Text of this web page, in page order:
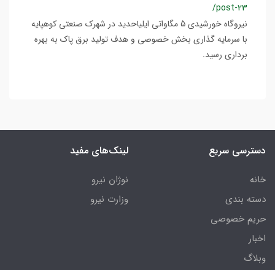
/post-23
نیروگاه خورشیدی 5 مگاواتی ایلیاحدید در شهرک صنعتی کوهپایه
با سرمایه گذاری بخش خصوصی و هدف تولید برق پاک به بهره
برداری رسید.
دسترسی سریع
خانه
دسته بندی
حریم خصوصی
اخبار
وبلاگ
لینک‌های مفید
نوژان نیرو
وزارت نیرو